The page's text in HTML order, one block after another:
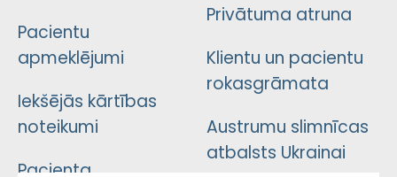
Pacientu
apmeklējumi
Iekšējās kārtības
noteikumi
Pacienta
Privātuma atruna
Klientu un pacientu
rokasgrāmata
Austrumu slimnīcas
atbalsts Ukrainai